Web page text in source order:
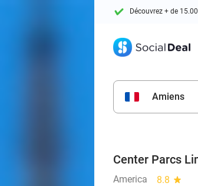
Découvrez + de
Amiens
Center Parcs
America 8.8 star